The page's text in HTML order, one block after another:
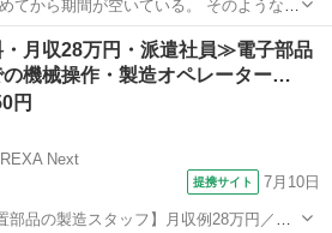
てから期間が空いている。 そのような方
す。 🔧仕事内容 エアコンや
みのチェック ・部
ゴールデンウィーク
月収28万円・派遣社員≫電子部品
の機械操作・製造オペレーター…
円
Next
提携サイト 7月10日
部品の製造スタッフ】月収例28万円／社